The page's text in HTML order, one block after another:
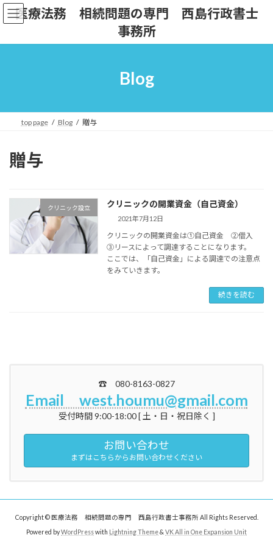
コ
ン
ン
プ
ナ
ビ
ー
動
医療法務 相続問題の専門 西島行政書士
事務所
Blog
top page Blog 贈与
贈与
クリニック設立 クリニックの開業資金（自己資金）
2021年7月12日
クリニックの開業資金は①自己資金 ②借入
③リースによって調達することになります。
ここでは、「自己資金」による調達での注意点
をみていきます。
続きを読む
☎ 080-8163-0827
Email west.houmu@gmail.com
受付時間 9:00-18:00 [ 土・日・祝日除く ]
お問い合わせ
まずはこちらからお問い合わせください
Copyright © 医療法務 相続問題の専門 西島行政書士事務所 All Rights Reserved.
Powered byWordPresswith Lightning Theme& VK All in One Expansion Unit